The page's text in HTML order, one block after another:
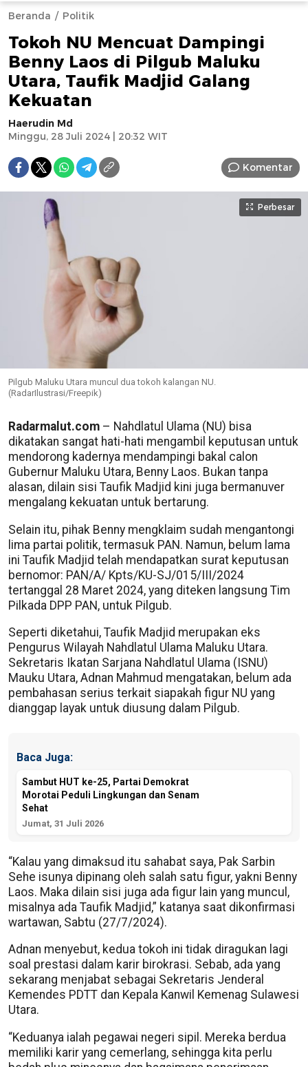
Beranda Politik
Tokoh NU Mencuat Dampingi
Benny Laos di Pilgub Maluku
Utara, Taufik Madjid Galang
Kekuatan
Haerudin Md
Minggu, 28 Juli 2024 | 20:32 WIT
Komentar
Perbesar
Pilgub Maluku Utara muncul dua tokoh kalangan NU.
(RadarIlustrasi/Freepik)
Radarmalut.com – Nahdlatul Ulama (NU) bisa
dikatakan sangat hati-hati mengambil keputusan untuk
mendorong kadernya mendampingi bakal calon
Gubernur Maluku Utara, Benny Laos. Bukan tanpa
alasan, dilain sisi Taufik Madjid kini juga bermanuver
mengalang kekuatan untuk bertarung.
Selain itu, pihak Benny mengklaim sudah mengantongi
lima partai politik, termasuk PAN. Namun, belum lama
ini Taufik Madjid telah mendapatkan surat keputusan
bernomor: PAN/A/ Kpts/KU-SJ/015/III/2024
tertanggal 28 Maret 2024, yang diteken langsung Tim
Pilkada DPP PAN, untuk Pilgub.
Seperti diketahui, Taufik Madjid merupakan eks
Pengurus Wilayah Nahdlatul Ulama Maluku Utara.
Sekretaris Ikatan Sarjana Nahdlatul Ulama (ISNU)
Mauku Utara, Adnan Mahmud mengatakan, belum ada
pembahasan serius terkait siapakah figur NU yang
dianggap layak untuk diusung dalam Pilgub.
Baca Juga:
Sambut HUT ke-25, Partai Demokrat
Morotai Peduli Lingkungan dan Senam
Sehat
Jumat, 31 Juli 2026
“Kalau yang dimaksud itu sahabat saya, Pak Sarbin
Sehe isunya dipinang oleh salah satu figur, yakni Benny
Laos. Maka dilain sisi juga ada figur lain yang muncul,
misalnya ada Taufik Madjid,” katanya saat dikonfirmasi
wartawan, Sabtu (27/7/2024).
Adnan menyebut, kedua tokoh ini tidak diragukan lagi
soal prestasi dalam karir birokrasi. Sebab, ada yang
sekarang menjabat sebagai Sekretaris Jenderal
Kemendes PDTT dan Kepala Kanwil Kemenag Sulawesi
Utara.
“Keduanya ialah pegawai negeri sipil. Mereka berdua
memiliki karir yang cemerlang, sehingga kita perlu